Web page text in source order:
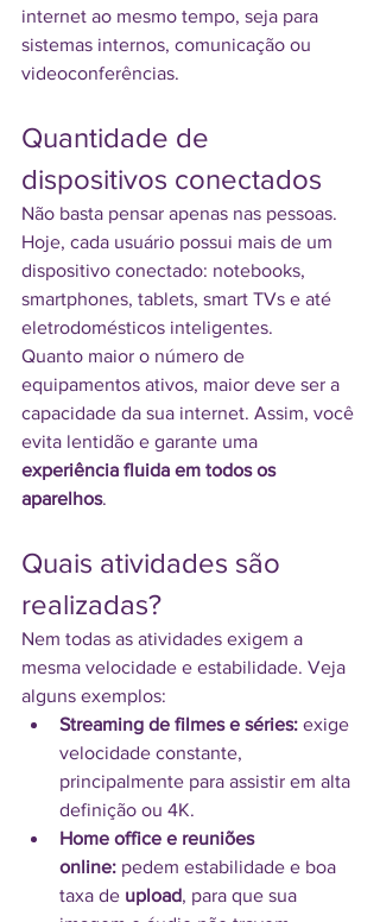
internet ao mesmo tempo, seja para
sistemas internos, comunicação ou
videoconferências.
Quantidade de
dispositivos conectados
Não basta pensar apenas nas pessoas.
Hoje, cada usuário possui mais de um
dispositivo conectado: notebooks,
smartphones, tablets, smart TVs e até
eletrodomésticos inteligentes.
Quanto maior o número de
equipamentos ativos, maior deve ser a
capacidade da sua internet. Assim, você
evita lentidão e garante uma
experiência fluida em todos os
aparelhos.
Quais atividades são
realizadas?
Nem todas as atividades exigem a
mesma velocidade e estabilidade. Veja
alguns exemplos:
Streaming de filmes e séries: exige
velocidade constante,
principalmente para assistir em alta
definição ou 4K.
Home office e reuniões
online: pedem estabilidade e boa
taxa de upload, para que sua